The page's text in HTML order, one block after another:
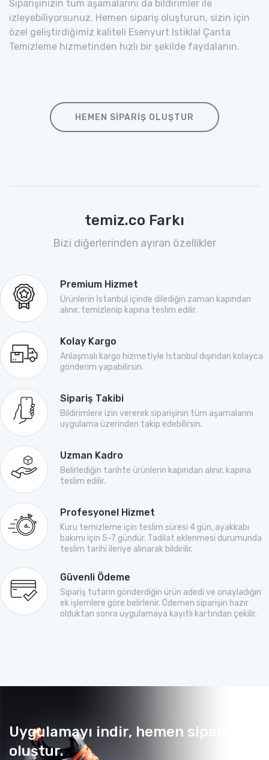
Siparişinizin tüm aşamalarını da bildirimler ile
izleyebiliyorsunuz. Hemen sipariş oluşturun, sizin için
özel geliştirdiğimiz kaliteli Esenyurt Istiklal Çanta
Temizleme hizmetinden hızlı bir şekilde faydalanın.
HEMEN SIPARIŞ OLUŞTUR
temiz.co Farkı
Bizi diğerlerinden ayıran özellikler
Premium Hizmet
Ürünlerin İstanbul içinde dilediğin zaman kapından
alınır, temizlenip kapına teslim edilir.
Kolay Kargo
Anlaşmalı kargo hizmetiyle İstanbul dışından kolayca
gönderim yapabilirsin.
Sipariş Takibi
Bildirimlere izin vererek siparişinin tüm aşamalarını
uygulama üzerinden takip edebilirsin.
Uzman Kadro
Belirlediğin tarihte ürünlerin kapından alınır, kapına
teslim edilir.
Profesyonel Hizmet
Kuru temizleme için teslim süresi 4 gün, ayakkabı
bakımı için 5-7 gündür. Tadilat eklenmesi durumunda
teslim tarihi ileriye alınarak bildirilir.
Güvenli Ödeme
Sipariş tutarın gönderdiğin ürün adedi ve onayladığın
ek işlemlere göre belirlenir. Ödemen siparişin hazır
olduktan sonra uygulamaya kayıtlı kartından çekilir.
Uygulamayı indir, hemen sipariş
oluştur.